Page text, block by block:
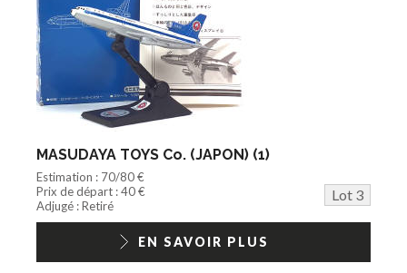
MASUDAYA TOYS Co. (JAPON) (1)
Estimation : 70/80 €
Prix de départ : 40 €
Lot 3
Adjugé : Retiré
EN SAVOIR PLUS